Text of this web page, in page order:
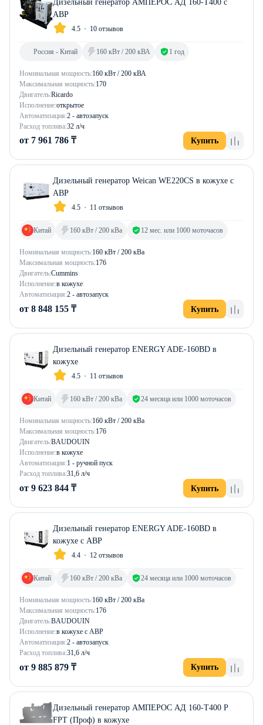
Дизельный генератор АМПЕРОС АД 160-Т400 с
АВР
4.5 10 отзывов
Номинальная мощность:160 кВт / 200 кВА
Максимальная мощность:170
Двигатель:Ricardo
Исполнение:открытое
Автоматизация:2 - автозапуск
Расход топлива:32 л/ч
Россия - Китай 160 кВт / 200 кВА 1 год
от 7 961 786 ₸ Купить
Дизельный генератор Weican WE220CS в кожухе с
АВР
4.5 11 отзывов
Номинальная мощность:160 кВт / 200 кВа
Максимальная мощность:176
Двигатель:Cummins
Исполнение:в кожухе
Автоматизация:2 - автозапуск
Китай 160 кВт / 200 кВа 12 мес. или 1000 моточасов
от 8 848 155 ₸ Купить
Дизельный генератор ENERGY ADE-160BD в
кожухе
4.5 11 отзывов
Номинальная мощность:160 кВт / 200 кВа
Максимальная мощность:176
Двигатель:BAUDOUIN
Исполнение:в кожухе
Автоматизация:1 - ручной пуск
Расход топлива:31,6 л/ч
Китай 160 кВт / 200 кВа 24 месяца или 1000 моточасов
от 9 623 844 ₸ Купить
Дизельный генератор ENERGY ADE-160BD в
кожухе с АВР
4.4 12 отзывов
Номинальная мощность:160 кВт / 200 кВа
Максимальная мощность:176
Двигатель:BAUDOUIN
Исполнение:в кожухе с АВР
Автоматизация:2 - автозапуск
Расход топлива:31,6 л/ч
Китай 160 кВт / 200 кВа 24 месяца или 1000 моточасов
от 9 885 879 ₸ Купить
Дизельный генератор АМПЕРОС АД 160-Т400 P
FPT (Проф) в кожухе